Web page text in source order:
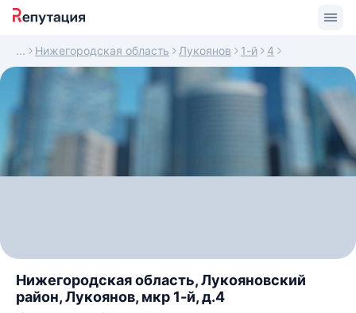
Нижегородская область Лукоянов 1-й 4
Нижегородская область, Лукояновский
район, Лукоянов, мкр 1-й, д.4